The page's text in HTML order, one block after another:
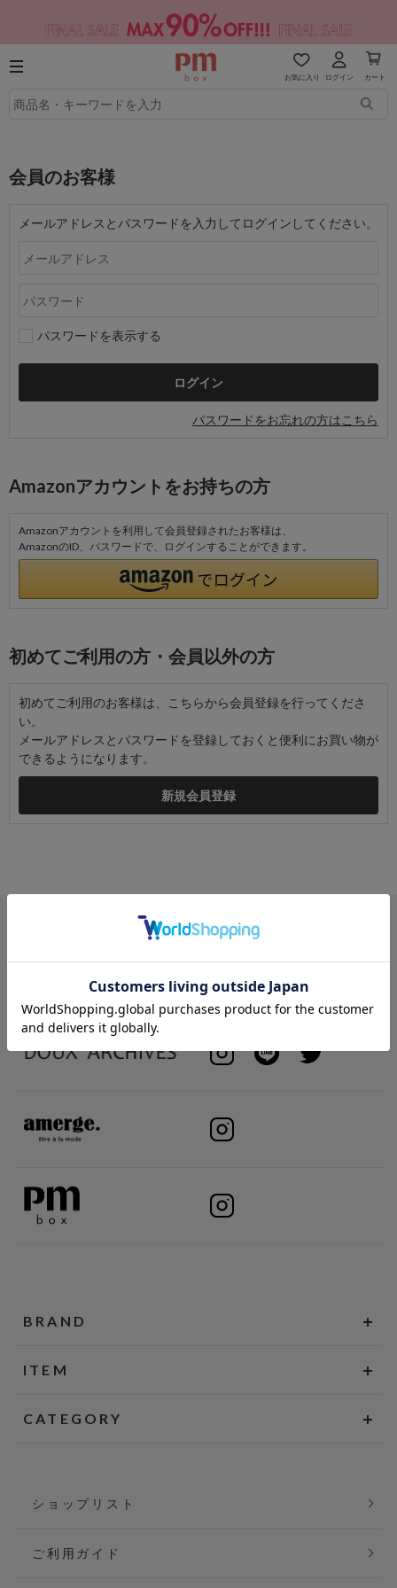
お気に入り ログイン カート
会員のお客様
メールアドレスとパスワードを入力してログインしてください。
パスワードを表示する
パスワードをお忘れの方はこちら
Amazonアカウントをお持ちの方
Amazonアカウントを利用して会員登録されたお客様は、
AmazonのID、パスワードで、ログインすることができます。
初めてご利用の方・会員以外の方
初めてご利用のお客様は、こちらから会員登録を行ってくださ
い。
メールアドレスとパスワードを登録しておくと便利にお買い物が
できるようになります。
BRAND
ITEM
CATEGORY
ショップリスト
ご利用ガイド